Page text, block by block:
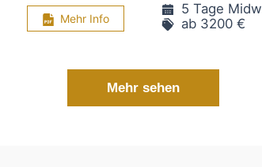
Mehr Info
5 Tage
ab 3200 €
Mehr sehen